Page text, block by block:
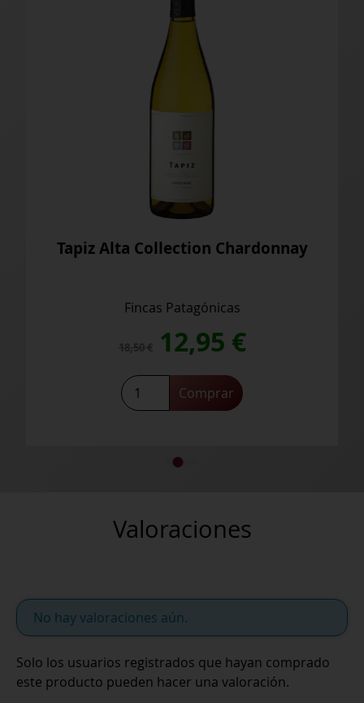
Tapiz Alta Collection Chardonnay
Fincas Patagónicas
El
precio
original
era:
12,95 €El
Tapiz
Alta
cantidad
Comprar
Valoraciones
No hay valoraciones aún.
Solo los usuarios registrados que hayan comprado
este producto pueden hacer una valoración.